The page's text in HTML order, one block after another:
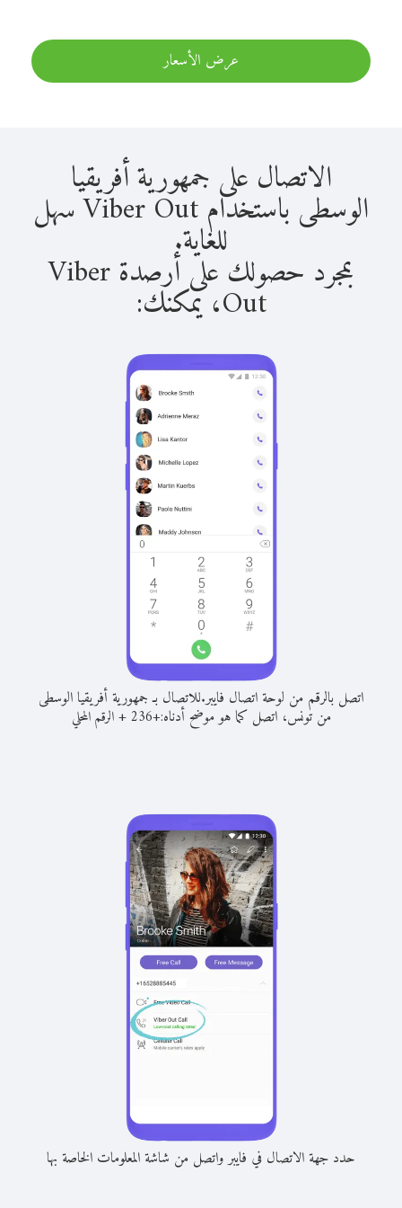
عرض الأسعار
الاتصال على جمهورية أفريقيا
الوسطى باستخدام Viber Out سهل
للغاية.
بمجرد حصولك على أرصدة Viber
Out، يمكنك:
اتصل بالرقم من لوحة اتصال فايبر.للاتصال بـ جمهورية أفريقيا الوسطى
من تونس، اتصل كما هو موضح أدناه:+
236
+الرقم المحلي
حدد جهة الاتصال في فايبر واتصل من شاشة المعلومات الخاصة بها